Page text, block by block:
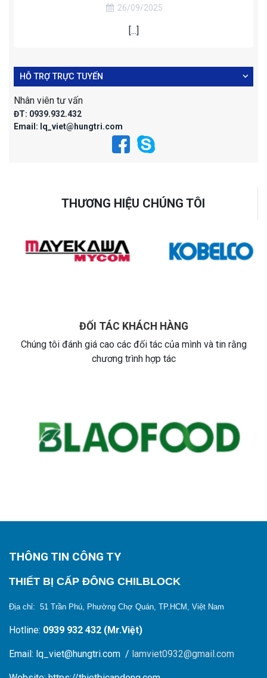
26/09/2025
[...]
HỖ TRỢ TRỰC TUYẾN
Nhân viên tư vấn
ĐT: 0939.932.432
Email: lq_viet@hungtri.com
THƯƠNG HIỆU CHÚNG TÔI
ĐỐI TÁC KHÁCH HÀNG
Chúng tôi đánh giá cao các đối tác của mình và tin rằng
chương trình hợp tác
THÔNG TIN CÔNG TY
THIẾT BỊ CẤP ĐÔNG CHILBLOCK
Địa chỉ: 51 Trần Phú, Phường Chợ Quán, TP.HCM, Việt Nam
Hotline: 0939 932 432 (Mr.Việt)
Email: lq_viet@hungtri.com / lamviet0932@gmail.com